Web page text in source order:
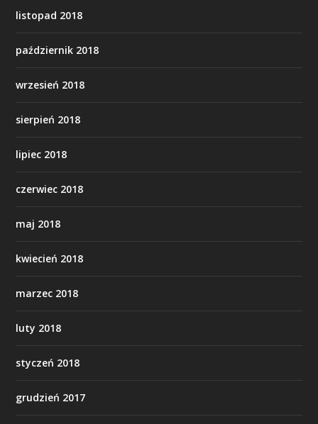
listopad 2018
październik 2018
wrzesień 2018
sierpień 2018
lipiec 2018
czerwiec 2018
maj 2018
kwiecień 2018
marzec 2018
luty 2018
styczeń 2018
grudzień 2017